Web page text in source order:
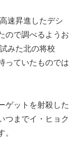
速昇進したデシ
ので調べるようお
みた北の将校
っていたものでは
ゲットを射殺した
つまでイ・ヒョク
。